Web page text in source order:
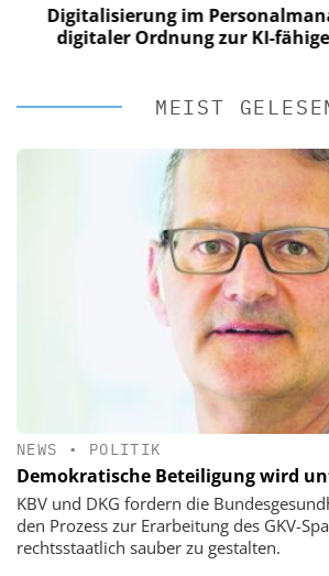
Digitalisierung im
digitaler Ordnung zur KI-
MEIST
NEWS • POLITIK
Demokratische Beteiligung wird
KBV und DKG fordern die
den Prozess zur Erarbeitung des GKV-
rechtsstaatlich sauber zu gestalten.